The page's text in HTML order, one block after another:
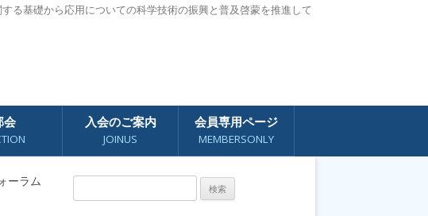
る基礎から応用についての科学技術の振興と普及啓蒙を推進して
会 入会のご案内
JOINUS
会員専用ページ
MEMBERSONLY
ーラム
索: